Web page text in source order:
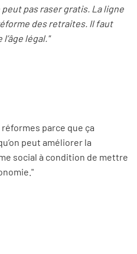
peut pas raser gratis. La ligne
des retraites. Il faut
légal."
parce que ça
peut améliorer la
social à condition de mettre